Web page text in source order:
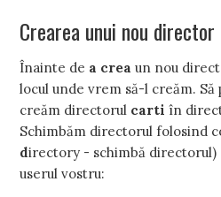
Crearea unui nou director
Înainte de a crea un nou
locul unde vrem să-l creăm. Să
creăm directorul carti în
Schimbăm directorul folosind
directory - schimbă
userul vostru: